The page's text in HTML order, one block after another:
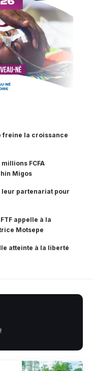
freine la croissance
FCFA
Migos
leur partenariat pour
appelle à la
Motsepe
atteinte à la liberté